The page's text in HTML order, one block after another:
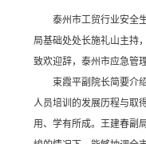
泰州市工贸行业安全生
局基础处处长施礼山主持
致欢迎辞，泰州市应急管
束霞平副院长简要介绍
人员培训的发展历程与取
用、学有所成。王建春副